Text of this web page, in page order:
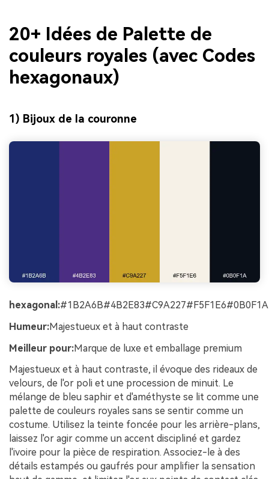
20+ Idées de Palette de
couleurs royales (avec Codes
hexagonaux)
1) Bijoux de la couronne
hexagonal:#1B2A6B#4B2E83#C9A227#F5F1E6#0B0F1A
Humeur:Majestueux et à haut contraste
Meilleur pour:Marque de luxe et emballage premium
Majestueux et à haut contraste, il évoque des rideaux de
velours, de l'or poli et une procession de minuit. Le
mélange de bleu saphir et d'améthyste se lit comme une
palette de couleurs royales sans se sentir comme un
costume. Utilisez la teinte foncée pour les arrière-plans,
laissez l'or agir comme un accent discipliné et gardez
l'ivoire pour la pièce de respiration. Associez-le à des
détails estampés ou gaufrés pour amplifier la sensation